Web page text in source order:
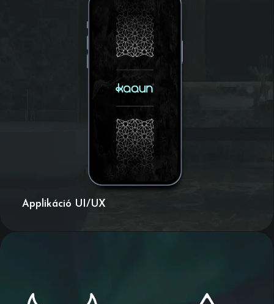
Applikáció UI/UX